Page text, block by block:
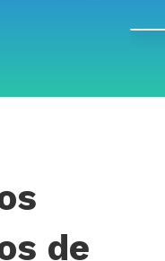
de